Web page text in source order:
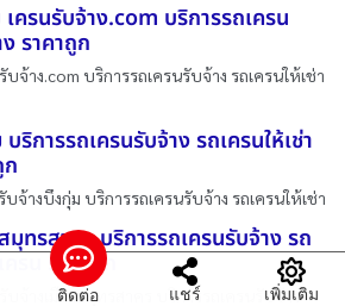
ครนรับจ้าง.com บริการรถเครน
ราคาถูก
บจ้าง.com บริการรถเครนรับจ้าง รถเครนให้เช่า
ริการรถเครนรับจ้าง รถเครนให้เช่า
ก
จ้างบึงกุ่ม บริการรถเครนรับจ้าง รถเครนให้เช่า
มุทรสาคร บริการรถเครนรับจ้าง รถ
ครน ราคาถูก
บจ้างเมืองสมุทรสาคร บริการรถเครนรับจ้าง
ติดต่อ แชร์ เพิ่มเติม